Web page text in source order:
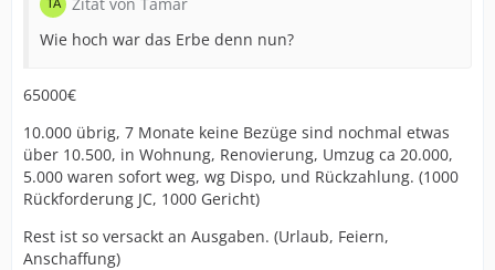
Wie hoch war das Erbe denn nun?
65000€
10.000 übrig, 7 Monate keine Bezüge sind nochmal etwas
über 10.500, in Wohnung, Renovierung, Umzug ca 20.000,
5.000 waren sofort weg, wg Dispo, und Rückzahlung. (1000
Rückforderung JC, 1000 Gericht)
Rest ist so versackt an Ausgaben. (Urlaub, Feiern,
Anschaffung)